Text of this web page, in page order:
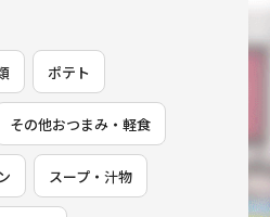
ポテト
その他おつまみ・軽食
スープ・汁物